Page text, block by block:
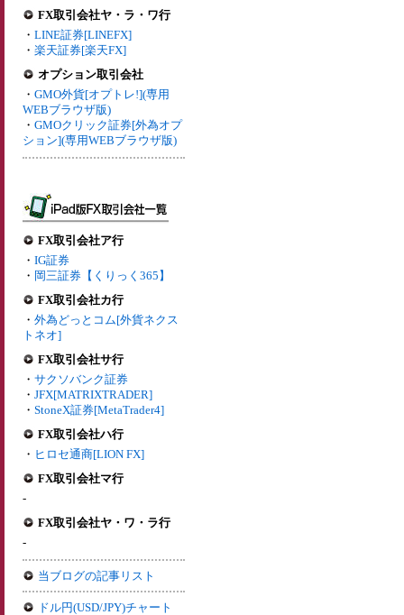
FX取引会社ヤ・ラ・ワ行
・ LINE証券[LINEFX]
・ 楽天証券[楽天FX]
オプション取引会社
・ GMO外貨[オプトレ!](専用
WEBブラウザ版)
・ GMOクリック証券[外為オプ
ション](専用WEBブラウザ版)
FX取引会社ア行
・ IG証券
・ 岡三証券【くりっく365】
FX取引会社カ行
・ 外為どっとコム[外貨ネクス
トネオ]
FX取引会社サ行
・ サクソバンク証券
・ JFX[MATRIXTRADER]
・ StoneX証券[MetaTrader4]
FX取引会社ハ行
・ ヒロセ通商[LION FX]
FX取引会社マ行
-
FX取引会社ヤ・ワ・ラ行
-
当ブログの記事リスト
ドル円(USD/JPY)チャート